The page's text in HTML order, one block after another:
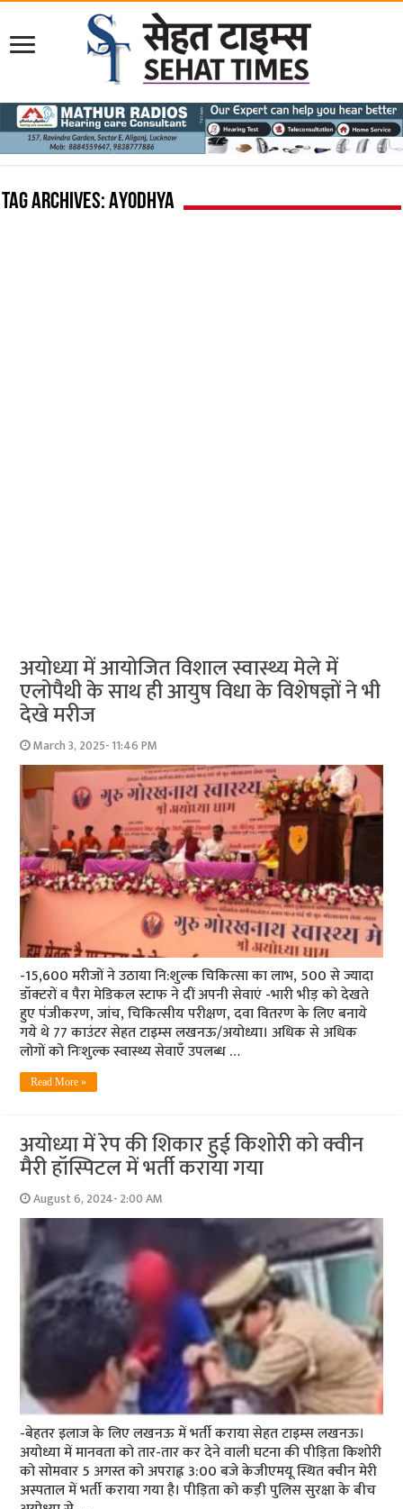
Tag Archives:Ayodhya
अयोध्या में आयोजित विशाल स्वास्थ्य मेले में
एलोपैथी के साथ ही आयुष विधा के विशेषज्ञों ने भी
देखे मरीज
March 3, 2025- 11:46 PM
-15,600 मरीजों ने उठाया नि:शुल्क चिकित्सा का लाभ, 500 से ज्यादा
डॉक्टरों व पैरा मेडिकल स्टाफ ने दीं अपनी सेवाएं -भारी भीड़ को देखते
हुए पंजीकरण, जांच, चिकित्सीय परीक्षण, दवा वितरण के लिए बनाये
गये थे 77 काउंटर सेहत टाइम्स लखनऊ/अयोध्या। अधिक से अधिक
लोगों को निःशुल्क स्वास्थ्य सेवाएँ उपलब्ध …
Read More »
अयोध्या में रेप की शिकार हुई किशोरी को क्वीन
मैरी हॉस्पिटल में भर्ती कराया गया
August 6, 2024- 2:00 AM
-बेहतर इलाज के लिए लखनऊ में भर्ती कराया सेहत टाइम्स लखनऊ।
अयोध्या में मानवता को तार-तार कर देने वाली घटना की पीड़िता किशोरी
को सोमवार 5 अगस्त को अपराह्न 3:00 बजे केजीएमयू स्थित क्वीन मेरी
अस्पताल में भर्ती कराया गया है। पीड़िता को कड़ी पुलिस सुरक्षा के बीच